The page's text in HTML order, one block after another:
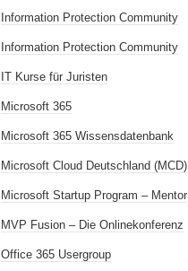
Information Protection Community
Information Protection Community
IT Kurse für Juristen
Microsoft 365
Microsoft 365 Wissensdatenbank
Microsoft Cloud Deutschland (MCD)
Microsoft Startup Program – Mentor
MVP Fusion – Die Onlinekonferenz
Office 365 Usergroup